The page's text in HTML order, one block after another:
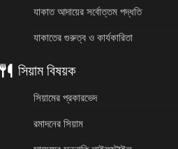
যাকাত আদায়ের সর্বোত্তম পদ্ধতি
যাকাতের গুরুত্ব ও কার্যকারিতা
সিয়াম বিষয়ক
সিয়ামের প্রকারভেদ
রমাদনের সিয়াম